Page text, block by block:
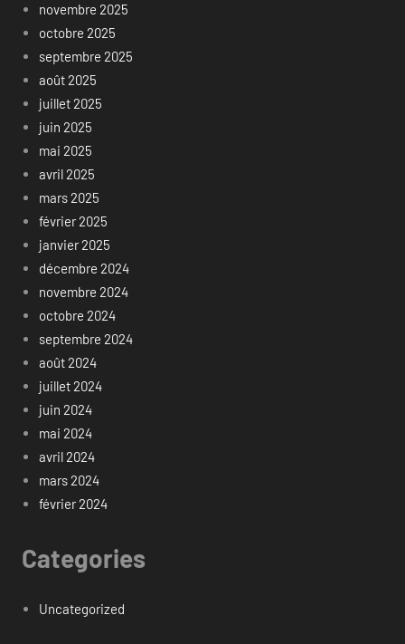
novembre 2025
octobre 2025
septembre 2025
août 2025
juillet 2025
juin 2025
mai 2025
avril 2025
mars 2025
février 2025
janvier 2025
décembre 2024
novembre 2024
octobre 2024
septembre 2024
août 2024
juillet 2024
juin 2024
mai 2024
avril 2024
mars 2024
février 2024
Categories
Uncategorized